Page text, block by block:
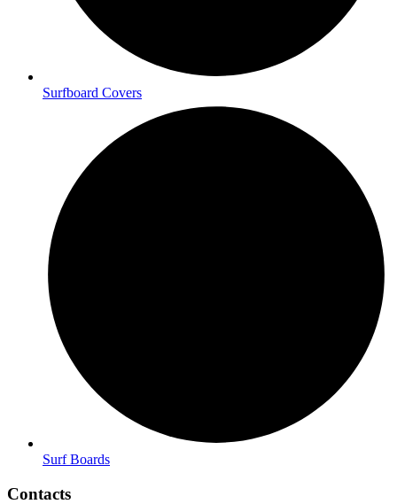
Surfboard Covers
Surf Boards
Contacts